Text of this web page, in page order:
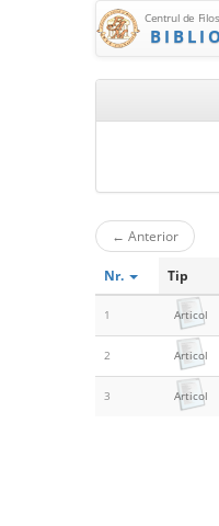
Centrul de
← Anterior
Nr. Tip
1 Articol
2 Articol
3 Articol